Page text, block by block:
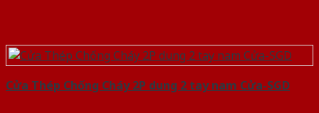
Cửa Thép Chống Cháy 2P dung 2 tay nam Cửa-SGD